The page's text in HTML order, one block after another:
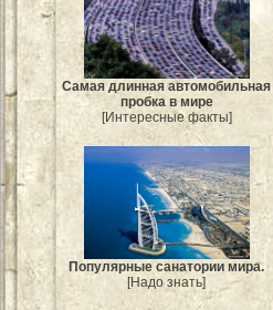
Самая длинная автомобильная
пробка в мире
[Интересные факты]
Популярные санатории мира.
[Надо знать]